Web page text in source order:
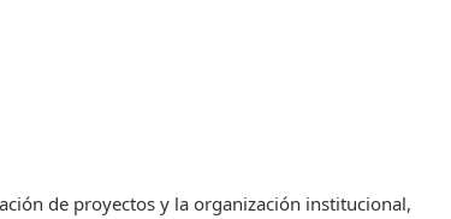
de proyectos y la organización institucional,